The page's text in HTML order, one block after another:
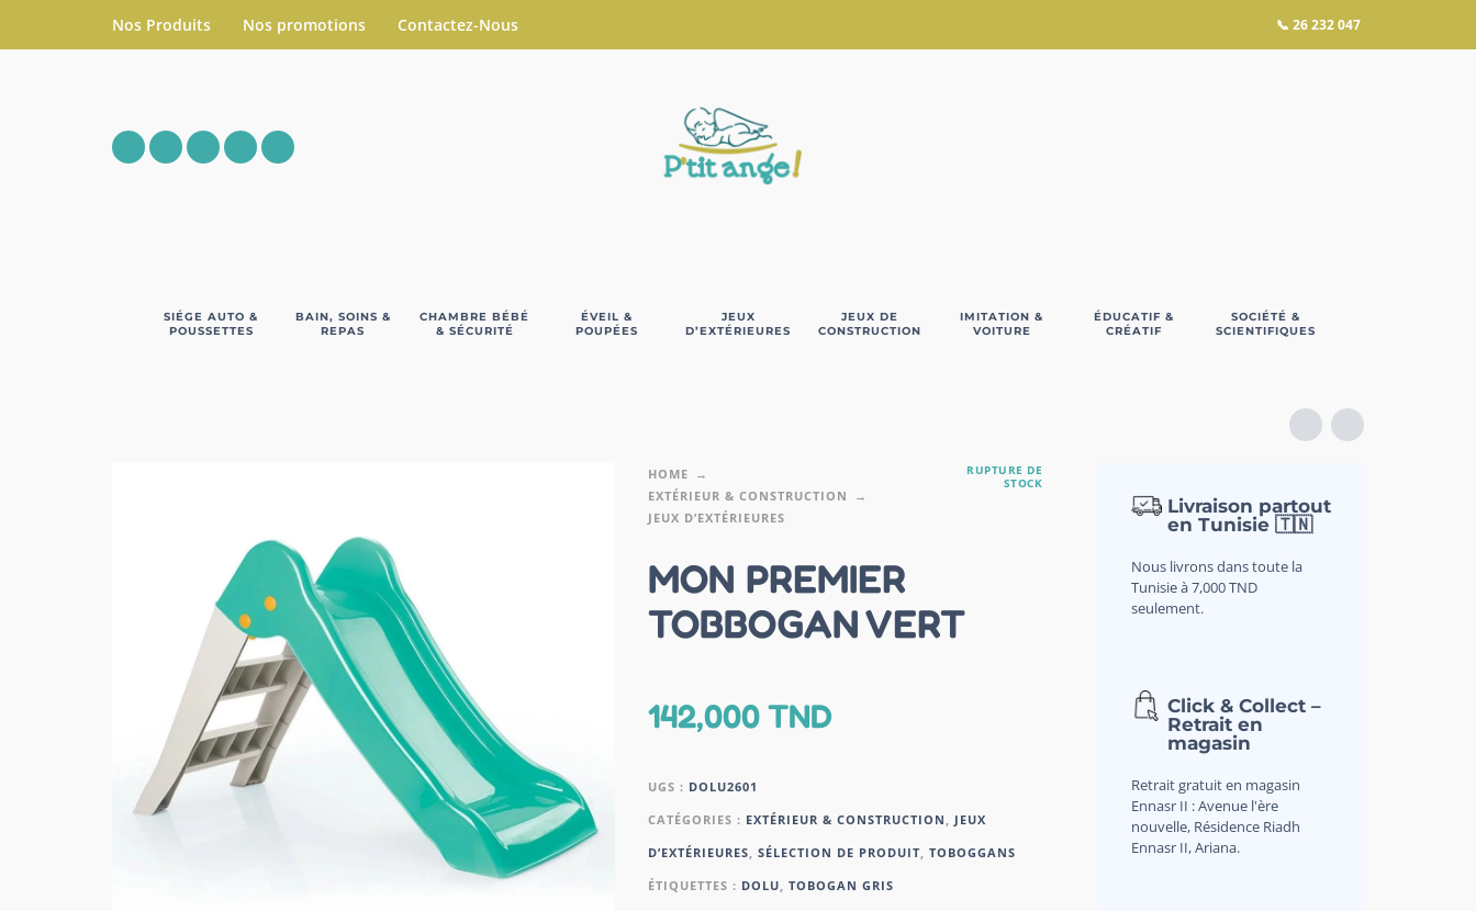
Nos Produits Nos promotions Contactez-Nous 📞 26 232 047
SIÉGE AUTO &
POUSSETTES
BAIN, SOINS &
REPAS
CHAMBRE BÉBÉ
& SÉCURITÉ
ÉVEIL &
POUPÉES
JEUX
D’EXTÉRIEURES
JEUX DE
CONSTRUCTION
IMITATION &
VOITURE
ÉDUCATIF &
CRÉATIF
SOCIÉTÉ &
SCIENTIFIQUES
HOME
EXTÉRIEUR & CONSTRUCTION
JEUX D’EXTÉRIEURES
RUPTURE DE
STOCK
MON PREMIER
TOBBOGAN VERT
142,000TND
UGS : DOLU2601
CATÉGORIES : EXTÉRIEUR & CONSTRUCTION , JEUX
D’EXTÉRIEURES, SÉLECTION DE PRODUIT, TOBOGGANS
ÉTIQUETTES : DOLU, TOBOGAN GRIS
Livraison partout
en Tunisie 🇹🇳
Nous livrons dans toute la
Tunisie à 7,000 TND
seulement.
Click & Collect –
Retrait en
magasin
Retrait gratuit en magasin
Ennasr II : Avenue l'ère
nouvelle, Résidence Riadh
Ennasr II, Ariana.